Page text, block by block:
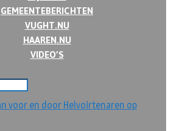
GEMEENTEBERICHTEN
VUGHT.NU
HAAREN.NU
VIDEO’S